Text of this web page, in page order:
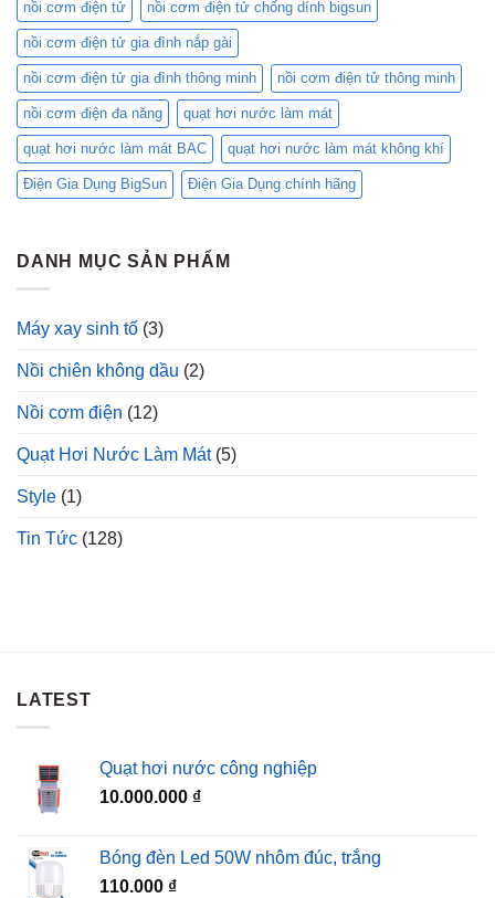
nồi cơm điện tử nồi cơm điện tử chống dính bigsun
nồi cơm điện tử gia đình nắp gài
nồi cơm điện tử gia đình thông minh nồi cơm điện tử thông minh
nồi cơm điện đa năng quạt hơi nước làm mát
quạt hơi nước làm mát BAC quạt hơi nước làm mát không khí
Điện Gia Dụng BigSun Điện Gia Dụng chính hãng
DANH MỤC SẢN PHẨM
Máy xay sinh tố (3)
Nồi chiên không dầu (2)
Nồi cơm điện (12)
Quạt Hơi Nước Làm Mát(5)
Style (1)
Tin Tức (128)
LATEST
Quạt hơi nước công nghiệp
10.000.000 ₫
Bóng đèn Led 50W nhôm đúc, trắng
110.000 ₫